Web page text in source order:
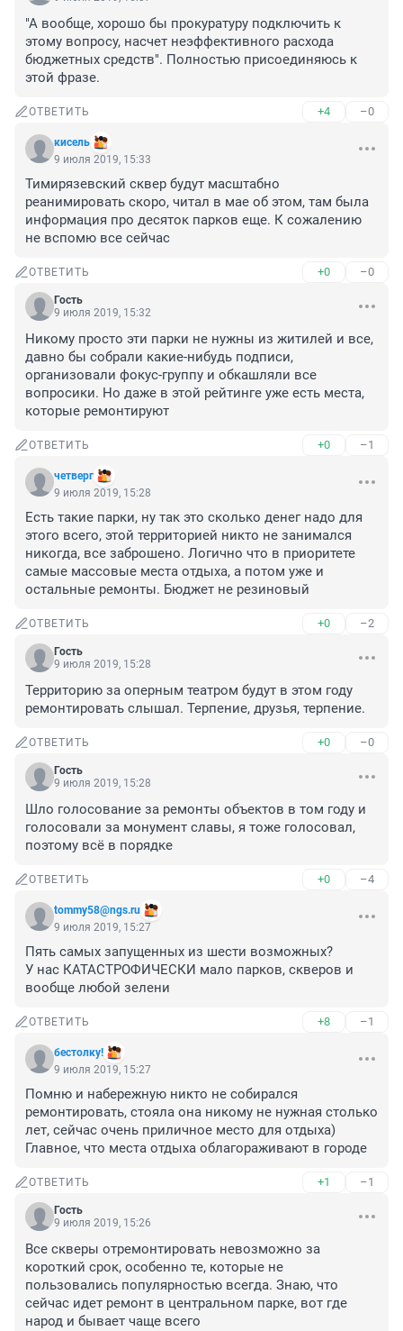
"А вообще, хорошо бы прокуратуру подключить к
этому вопросу, насчет неэффективного расхода
бюджетных средств". Полностью присоединяюсь к
этой фразе.
ОТВЕТИТЬ +4 –0
кисель
9 июля 2019, 15:33
Тимирязевский сквер будут масштабно
реанимировать скоро, читал в мае об этом, там была
информация про десяток парков еще. К сожалению
не вспомю все сейчас
ОТВЕТИТЬ +0 –0
Гость
9 июля 2019, 15:32
Никому просто эти парки не нужны из житилей и все,
давно бы собрали какие-нибудь подписи,
организовали фокус-группу и обкашляли все
вопросики. Но даже в этой рейтинге уже есть места,
которые ремонтируют
ОТВЕТИТЬ +0 –1
четверг
9 июля 2019, 15:28
Есть такие парки, ну так это сколько денег надо для
этого всего, этой территорией никто не занимался
никогда, все заброшено. Логично что в приоритете
самые массовые места отдыха, а потом уже и
остальные ремонты. Бюджет не резиновый
ОТВЕТИТЬ +0 –2
Гость
9 июля 2019, 15:28
Территорию за оперным театром будут в этом году
ремонтировать слышал. Терпение, друзья, терпение.
ОТВЕТИТЬ +0 –0
Гость
9 июля 2019, 15:28
Шло голосование за ремонты объектов в том году и
голосовали за монумент славы, я тоже голосовал,
поэтому всё в порядке
ОТВЕТИТЬ +0 –4
tommy58@ngs.ru
9 июля 2019, 15:27
Пять самых запущенных из шести возможных?
У нас КАТАСТРОФИЧЕСКИ мало парков, скверов и
вообще любой зелени
ОТВЕТИТЬ +8 –1
бестолку!
9 июля 2019, 15:27
Помню и набережную никто не собирался
ремонтировать, стояла она никому не нужная столько
лет, сейчас очень приличное место для отдыха)
Главное, что места отдыха облагораживают в городе
ОТВЕТИТЬ +1 –1
Гость
9 июля 2019, 15:26
Все скверы отремонтировать невозможно за
короткий срок, особенно те, которые не
пользовались популярностью всегда. Знаю, что
сейчас идет ремонт в центральном парке, вот где
народ и бывает чаще всего